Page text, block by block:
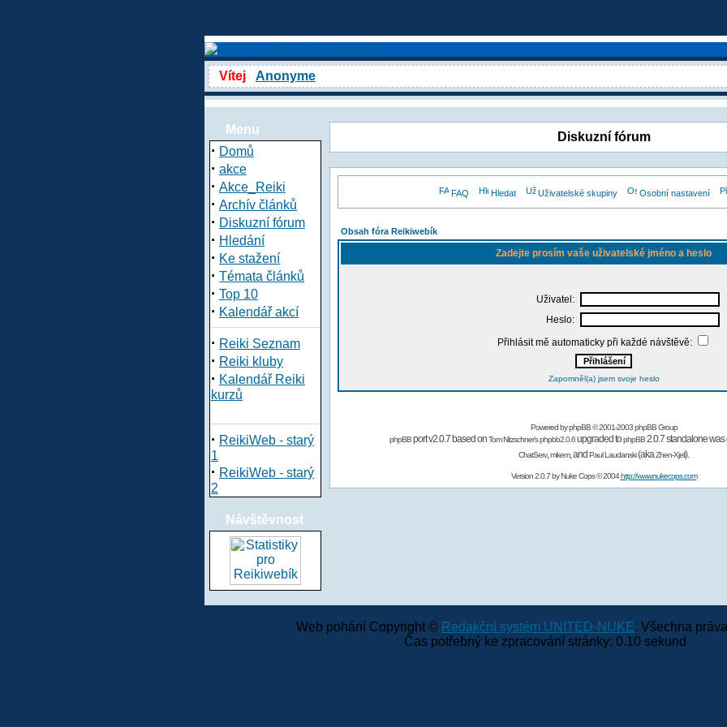
Vítej Anonyme
Menu
· Domů
· akce
· Akce_Reiki
· Archív článků
· Diskuzní fórum
· Hledání
· Ke stažení
· Témata článků
· Top 10
· Kalendář akcí
· Reiki Seznam
· Reiki kluby
· Kalendář Reiki
kurzů
· ReikiWeb - starý
1
· ReikiWeb - starý
2
Návštěvnost
Diskuzní fórum
FAQ Hledat Uživatelské skupiny Osobní nastavení
Obsah fóra Reikiwebík
Zadejte prosím vaše uživatelské jméno a heslo
Uživatel:
Heslo:
Přihlásit mě automaticky při každé návštěvě:
Zapomněl(a) jsem svoje heslo
Powered byphpBB© 2001-2003 phpBB Group
phpBBport v2.0.7 based onTom Nitzschner'sphpbb2.0.6upgraded tophpBB2.0.7 standalone
ChatServ,mikem,and Paul Laudanski(akaZhen-Xjell).
Version 2.0.7 byNuke Cops© 2004http://www.nukecops.com
Web pohání Copyright © Redakční systém UNITED-NUKE. Všechna
Čas potřebný ke zpracování stránky: 0.10 sekund